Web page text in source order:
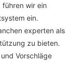
führen wir ein
ein.
experten als
zu bieten.
Vorschläge